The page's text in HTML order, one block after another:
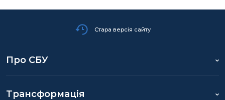
Стара версія сайту
Про СБУ
Трансформація